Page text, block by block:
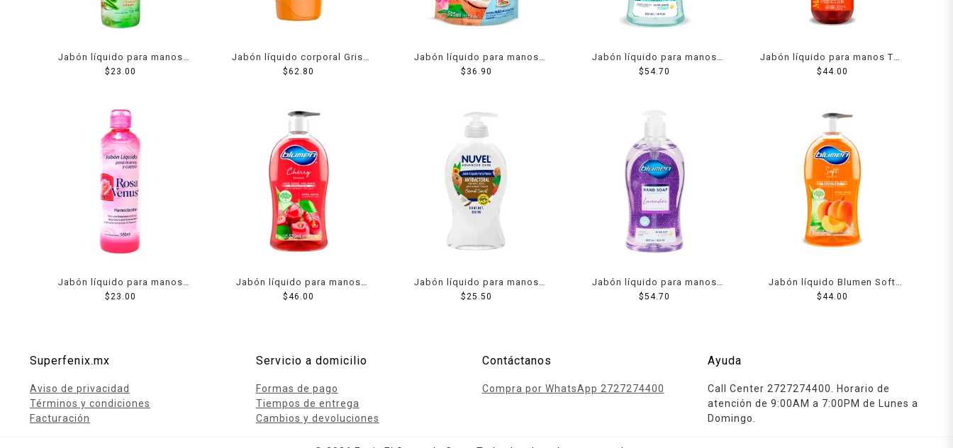
Jabón líquido para manos
Manilva 500 ml
$23.00
Jabón líquido corporal Grisi
avena con jalea real
$62.80
Jabón líquido para manos
Blumen coconut paradise 525
$ 36.90
Jabón líquido para manos
Blumen aloe 532 ml
$54.70
Jabón líquido para manos The
Botanist dermo protection
$44.00
Jabón líquido para manos
Rosa Venus 500 ml
$ 23.00
Jabón líquido para manos
Blumen cherry blossom 525
$46.00
Jabón líquido para manos
Nuvel advanced care
$ 25.50
Jabón líquido para manos
Blumen lavender 532 ml
$54.70
Jabón líquido Blumen Soft
Apricot para manos 525 ml
$44.00
Superfenix.mx
Aviso de privacidad
Términos y condiciones
Facturación
Servicio a domicilio
Formas de pago
Tiempos de entrega
Cambios y devoluciones
Contáctanos
Compra por WhatsApp 2727274400
Ayuda
Call Center 2727274400. Horario de
atención de 9:00AM a 7:00PM de Lunes a
Domingo.